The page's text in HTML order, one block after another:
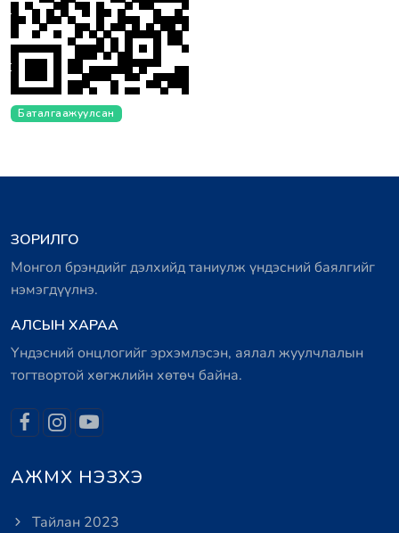
Баталгаажуулсан
ЗОРИЛГО
Монгол брэндийг дэлхийд таниулж үндэсний баялгийг
нэмэгдүүлнэ.
АЛСЫН ХАРАА
Үндэсний онцлогийг эрхэмлэсэн, аялал жуулчлалын
тогтвортой хөгжлийн хөтөч байна.
АЖМХ НЭЗХЭ
Тайлан 2023